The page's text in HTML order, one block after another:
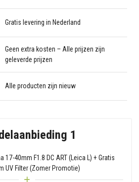
Gratis levering in Nederland
Geen extra kosten – Alle prijzen zijn
geleverde prijzen
Alle producten zijn nieuw
1
17-40mm F1.8 DC ART (Leica L) + Gratis
UV Filter (Zomer Promotie)